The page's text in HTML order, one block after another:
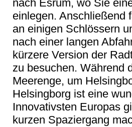
nach Esrum, wo Sie
einlegen. Anschließend
an einigen Schlössern
nach einer langen
kürzere Version der
zu besuchen. Während
Meerenge, um
Helsingborg ist eine
Innovativsten Europas
kurzen Spaziergang